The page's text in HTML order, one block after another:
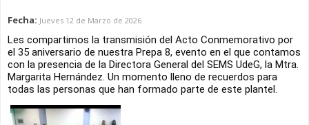
Fecha: Jueves 12 de Marzo de 2026
Les compartimos la transmisión del Acto Conmemorativo por
el 35 aniversario de nuestra Prepa 8, evento en el que contamos
con la presencia de la Directora General del SEMS UdeG, la Mtra.
Margarita Hernández. Un momento lleno de recuerdos para
todas las personas que han formado parte de este plantel.